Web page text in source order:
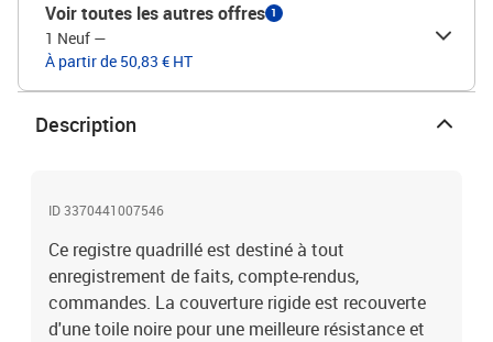
Voir toutes les autres offres 1
1 Neuf —
À partir de 50,83 € HT
Description
ID 3370441007546
Ce registre quadrillé est destiné à tout
enregistrement de faits, compte-rendus,
commandes. La couverture rigide est recouverte
d'une toile noire pour une meilleure résistance et